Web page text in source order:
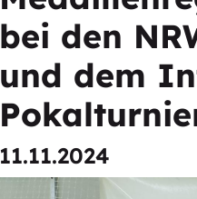
bei den
und dem
11.11.2024